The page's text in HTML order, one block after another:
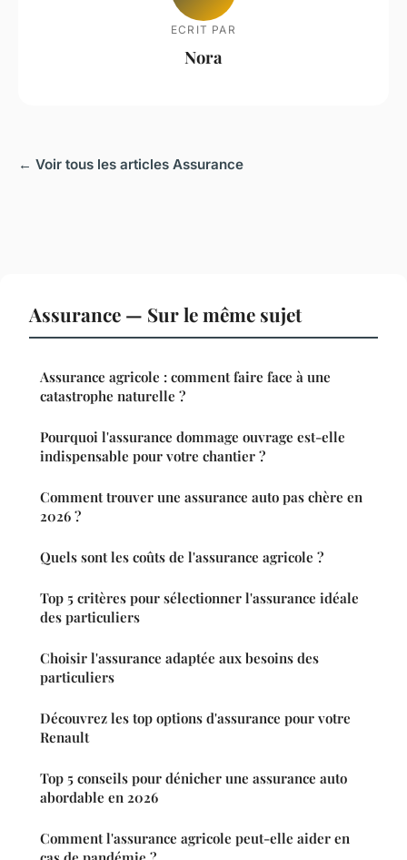
ECRIT PAR
Nora
← Voir tous les articles Assurance
Assurance — Sur le même sujet
Assurance agricole : comment faire face à une
catastrophe naturelle ?
Pourquoi l'assurance dommage ouvrage est-elle
indispensable pour votre chantier ?
Comment trouver une assurance auto pas chère en
2026 ?
Quels sont les coûts de l'assurance agricole ?
Top 5 critères pour sélectionner l'assurance idéale
des particuliers
Choisir l'assurance adaptée aux besoins des
particuliers
Découvrez les top options d'assurance pour votre
Renault
Top 5 conseils pour dénicher une assurance auto
abordable en 2026
Comment l'assurance agricole peut-elle aider en